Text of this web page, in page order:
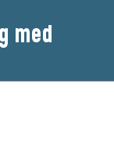
med